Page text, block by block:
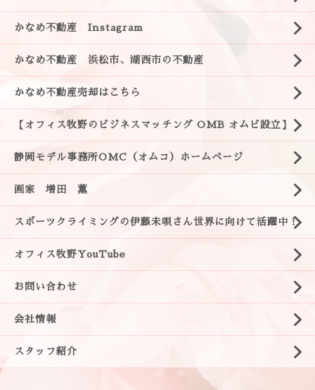
かなめ不動産 Instagram
かなめ不動産 浜松市、湖西市の不動産
かなめ不動産売却はこちら
【オフィス牧野のビジネスマッチング OMB オムビ設立】
静岡モデル事務所OMC（オムコ）ホームページ
画家 増田 薫
スポーツクライミングの伊藤未唄さん世界に向けて活躍中！
オフィス牧野YouTube
お問い合わせ
会社情報
スタッフ紹介